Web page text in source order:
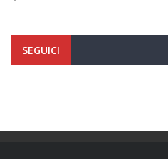
SEGUICI